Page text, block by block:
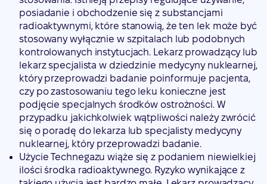
posiadanie i obchodzenie się z substancjami
radioaktywnymi, które stanowią, że ten lek może być
stosowany wyłącznie w szpitalach lub podobnych
kontrolowanych instytucjach. Lekarz prowadzący lub
lekarz specjalista w dziedzinie medycyny nuklearnej,
który przeprowadzi badanie poinformuje pacjenta,
czy po zastosowaniu tego leku konieczne jest
podjęcie specjalnych środków ostrożności. W
przypadku jakichkolwiek wątpliwości należy zwrócić
się o poradę do lekarza lub specjalisty medycyny
nuklearnej, który przeprowadzi badanie.
Użycie Technegazu wiąże się z podaniem niewielkiej
ilości środka radioaktywnego. Ryzyko wynikające z